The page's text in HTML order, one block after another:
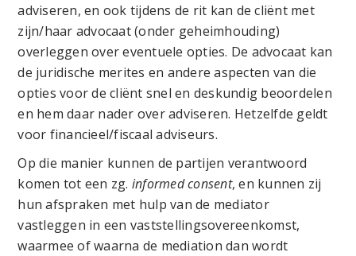
adviseren, en ook tijdens de rit kan de cliënt met
zijn/haar advocaat (onder geheimhouding)
overleggen over eventuele opties. De advocaat kan
de juridische merites en andere aspecten van die
opties voor de cliënt snel en deskundig beoordelen
en hem daar nader over adviseren. Hetzelfde geldt
voor financieel/fiscaal adviseurs.
Op die manier kunnen de partijen verantwoord
komen tot een zg. informed consent, en kunnen zij
hun afspraken met hulp van de mediator
vastleggen in een vaststellingsovereenkomst,
waarmee of waarna de mediation dan wordt